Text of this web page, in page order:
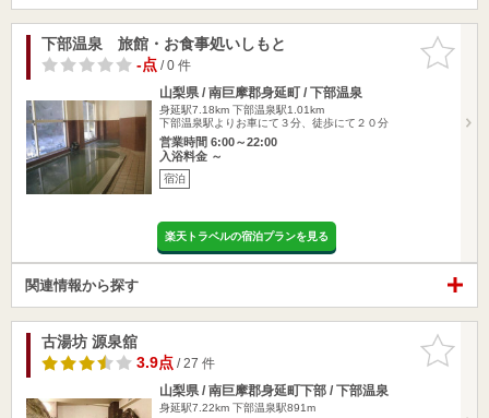
お気に入
りに追加
下部温泉 旅館・お食事処いしもと
-点/ 0 件
山梨県 / 南巨摩郡身延町 / 下部温泉
身延駅7.18km 下部温泉駅1.01km
下部温泉駅よりお車にて３分、徒歩にて２０分
営業時間 6:00～22:00
入浴料金 ～
宿泊
楽天トラベルの宿泊プランを見る
関連情報から探す
お気に入
りに追加
古湯坊 源泉舘
3.9点/ 27 件
山梨県 / 南巨摩郡身延町下部 / 下部温泉
身延駅7.22km 下部温泉駅891m